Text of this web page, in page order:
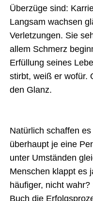
Überzüge sind:
Langsam wachsen
Verletzungen. Sie
allem Schmerz
Erfüllung seines
stirbt, weiß er wofür.
den Glanz.
Natürlich schaffen
überhaupt je eine
unter Umständen
Menschen klappt es
häufiger, nicht
Buch die